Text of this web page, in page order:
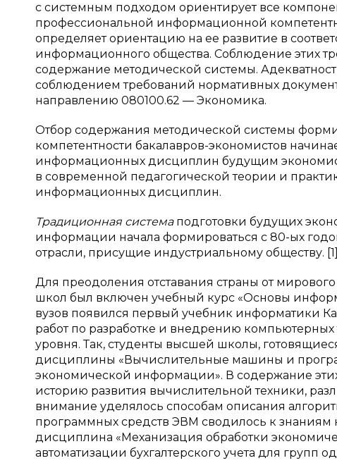
с системным подходом ориентирует все
профессиональной информационной
определяет ориентацию на ее развитие в
информационного общества. Соблюдение этих
содержание методической системы.
соблюдением требований нормативных
направлению 080100.62 — Экономика.
Отбор содержания методической системы
компетентности бакалавров-экономистов
информационных дисциплин будущим
в современной педагогической теории и
информационных дисциплин.
Традиционная системаподготовки будущих
информации начала формироваться с 80-ых
отрасли, присущие индустриальному обществу. [1]
Для преодоления отставания страны от
школ был включен учебный курс «Основы
вузов появился первый учебник информатики
работ по разработке и внедрению
уровня. Так, студенты высшей школы,
дисциплины «Вычислительные машины и
экономической информации». В содержание
историю развития вычислительной техники,
внимание уделялось способам описания
программных средств ЭВМ сводилось к
дисциплина «Механизация обработки
автоматизации бухгалтерского учета для групп